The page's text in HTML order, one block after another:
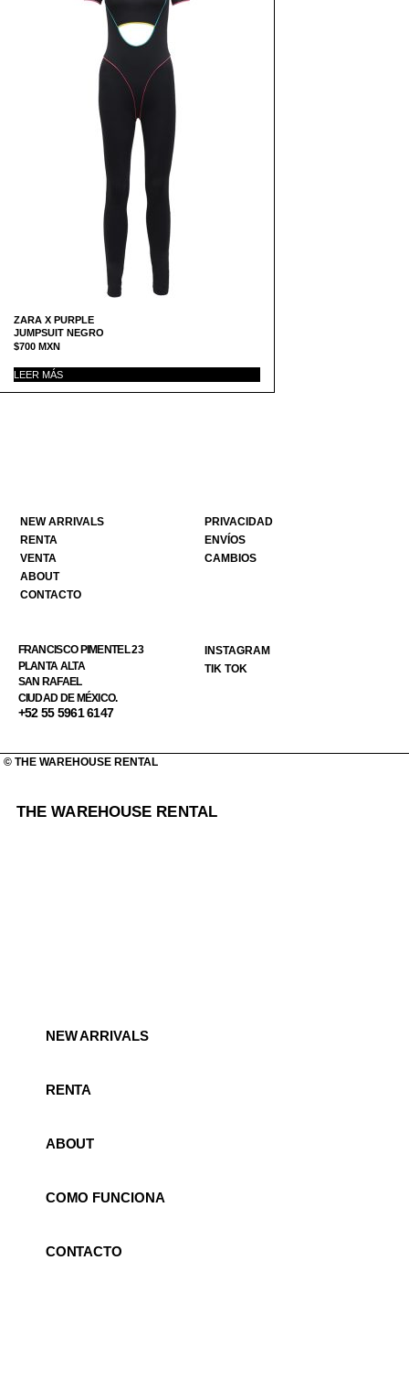
ZARA X PURPLE
JUMPSUIT NEGRO
$700 MXN
LEER MÁS
NEW ARRIVALS
RENTA
VENTA
ABOUT
CONTACTO
PRIVACIDAD
ENVÍOS
CAMBIOS
FRANCISCO PIMENTEL 23
PLANTA ALTA
SAN RAFAEL
CIUDAD DE MÉXICO.
+52 55 5961 6147
INSTAGRAM
TIK TOK
© THE WAREHOUSE RENTAL
THE WAREHOUSE RENTAL
NEW ARRIVALS
RENTA
ABOUT
COMO FUNCIONA
CONTACTO